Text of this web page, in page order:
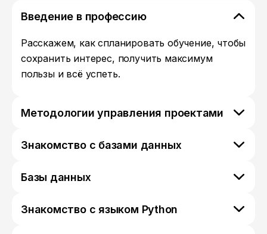
Введение в профессию
Расскажем, как спланировать обучение, чтобы
сохранить интерес, получить максимум
пользы и всё успеть.
Методологии управления проектами
Знакомство с базами данных
Базы данных
Знакомство с языком Python